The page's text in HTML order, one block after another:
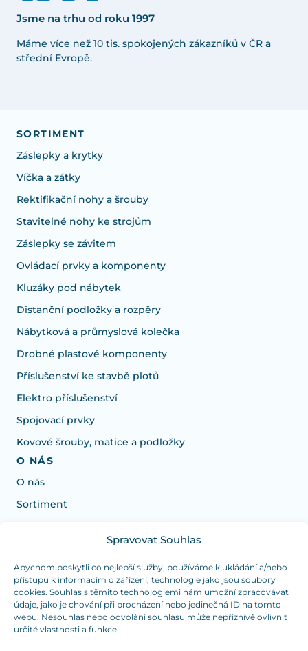
Spravovat Souhlas
Abychom poskytli co nejlepší služby, používáme k ukládání a/nebo
přístupu k informacím o zařízení, technologie jako jsou soubory
cookies. Souhlas s těmito technologiemi nám umožní zpracovávat
údaje, jako je chování při procházení nebo jedinečná ID na tomto
webu. Nesouhlas nebo odvolání souhlasu může nepříznivě ovlivnit
určité vlastnosti a funkce.
Jsme na trhu od roku 1997
Máme více než 10 tis. spokojených zákazníků v ČR a
střední Evropě.
SORTIMENT
Záslepky a krytky
Víčka a zátky
Rektifikační nohy a šrouby
Stavitelné nohy ke strojům
Záslepky se závitem
Ovládací prvky a komponenty
Kluzáky pod nábytek
Distanční podložky a rozpěry
Nábytková a průmyslová kolečka
Drobné plastové komponenty
Příslušenství ke stavbě plotů
Elektro příslušenství
Spojovací prvky
Kovové šrouby, matice a podložky
O NÁS
O nás
Sortiment
Potřebujete poradit s výběrem?
Jsme tu pro vás Pondělí-Čtvrtek od: 7:30 - 15:30 hodin
a Pátek od 7:30 - 14:30 hodin
info@dualpraha.cz +420 725 802 767